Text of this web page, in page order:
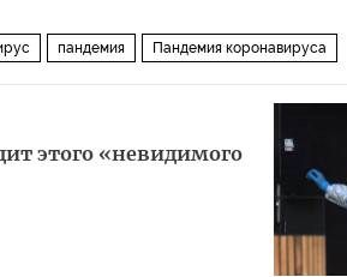
пандемия Пандемия коронавируса
этого «невидимого